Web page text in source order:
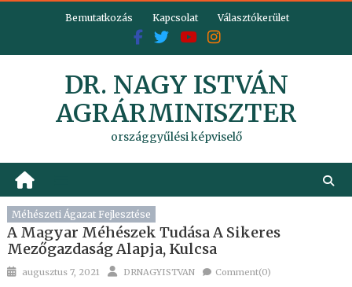
Bemutatkozás Kapcsolat Választókerület
DR. NAGY ISTVÁN
AGRÁRMINISZTER
országgyűlési képviselő
Méhészeti Ágazat Fejlesztése
A Magyar Méhészek Tudása A Sikeres
Mezőgazdaság Alapja, Kulcsa
Posted
augusztus 7, 2021 Author
DRNAGYISTVAN Comment(0)